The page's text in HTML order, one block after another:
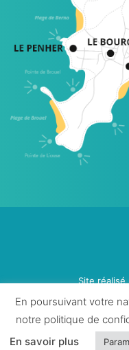
Site réalisé
En poursuivant votre
notre politique de
En savoir plus